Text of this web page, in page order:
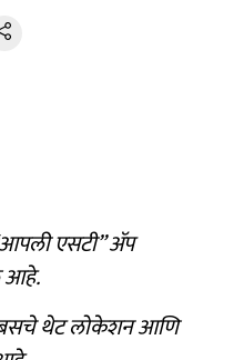
“आपली एसटी” ॲप
आहे.
बसचे थेट लोकेशन आणि